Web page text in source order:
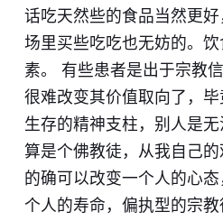
话吃天然些的食品当然更
场里买些吃吃也无妨的。
素。 有些患者是出于宗教
很难改变其价值取向了，
生存的精神支柱，别人是
算是个佛教徒，从我自己
的确可以改变一个人的心
个人的寿命，偏执型的宗